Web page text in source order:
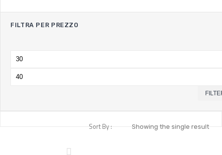
FILTRA PER PREZZO
Min
Max
Showing the single result
Sort By :